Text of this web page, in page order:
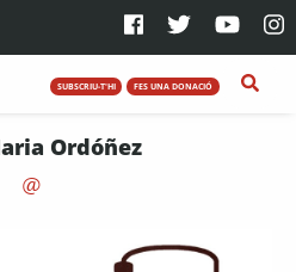
SUBSCRIU-T'HI FES UNA DONACIÓ
Ordóñez